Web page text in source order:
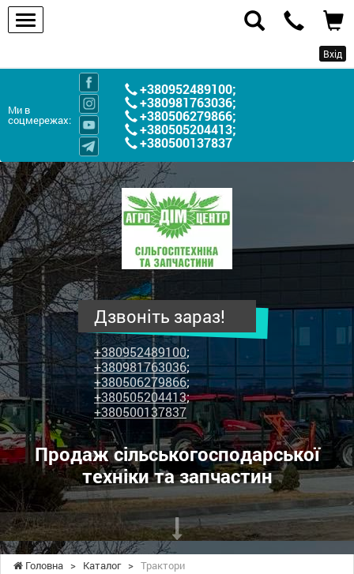
Вхід
Ми в
соцмережах:
+380952489100;
+380981763036;
+380506279866;
+380505204413;
+380500137837
ПП
"Агродім-
центр"
-
продаж
сільськогосподарської
техніки
та
запчастин
Дзвоніть зараз!
+380952489100;
+380981763036;
+380506279866;
+380505204413;
+380500137837
Продаж сільськогосподарської
техніки та запчастин
Головна > Каталог > Трактори